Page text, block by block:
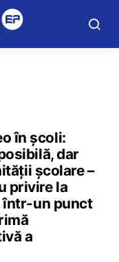
în școli:
dar
școlare –
privire la
într-un punct
a